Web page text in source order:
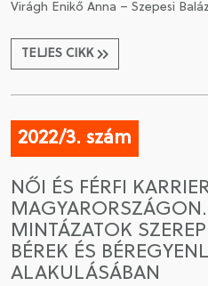
Virágh Enikő Anna – Szepesi
TELJES CIKK
2022/3. szám
NŐI ÉS FÉRFI
MINTÁZATOK
BÉREK ÉS
ALAKULÁSÁBAN